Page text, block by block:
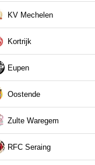
KV Mechelen
Kortrijk
Eupen
Oostende
Zulte Waregem
RFC Seraing